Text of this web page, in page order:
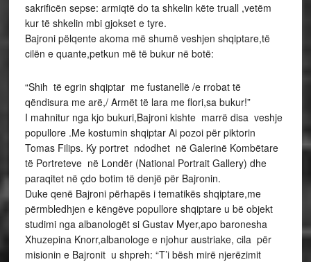
sakrificën sepse: armiqtë do ta shkelin këte truall ,vetëm
kur të shkelin mbi gjokset e tyre.
Bajroni pëlqente akoma më shumë veshjen shqiptare,të
cilën e quante,petkun më të bukur në botë:
“Shih të egrin shqiptar me fustanellë /e rrobat të
qëndisura me arë,/ Armët të lara me flori,sa bukur!”
I mahnitur nga kjo bukuri,Bajroni kishte marrë disa veshje
popullore .Me kostumin shqiptar Ai pozoi për piktorin
Tomas Filips. Ky portret ndodhet në Galerinë Kombëtare
të Portreteve në Londër (National Portrait Gallery) dhe
paraqitet në çdo botim të denjë për Bajronin.
Duke qenë Bajroni përhapës i tematikës shqiptare,me
përmbledhjen e këngëve popullore shqiptare u bë objekt
studimi nga albanologët si Gustav Myer,apo baronesha
Xhuzepina Knorr,albanologe e njohur austriake, cila për
misionin e Bajronit u shpreh: “T’i bësh mirë njerëzimit